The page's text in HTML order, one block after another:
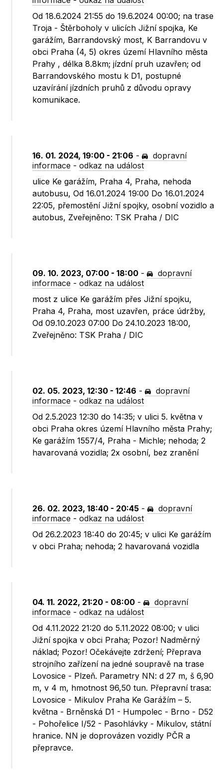
Od 18.6.2024 21:55 do 19.6.2024 00:00; na trase
Troja - Štěrboholy v ulicích Jižní spojka, Ke
garážím, Barrandovský most, K Barrandovu v
obci Praha (4, 5) okres území Hlavního města
Prahy , délka 8.8km; jízdní pruh uzavřen; od
Barrandovského mostu k D1, postupné
uzavírání jízdních pruhů z důvodu opravy
komunikace.
16. 01. 2024, 19:00 - 21:06 -
dopravní
informace -odkaz na událost
ulice Ke garážím, Praha 4, Praha, nehoda
autobusu, Od 16.01.2024 19:00 Do 16.01.2024
22:05, přemostění Jižní spojky, osobní vozidlo a
autobus, Zveřejněno: TSK Praha / DIC
09. 10. 2023, 07:00 - 18:00 -
dopravní
informace -odkaz na událost
most z ulice Ke garážím přes Jižní spojku,
Praha 4, Praha, most uzavřen, práce údržby,
Od 09.10.2023 07:00 Do 24.10.2023 18:00,
Zveřejněno: TSK Praha / DIC
02. 05. 2023, 12:30 - 12:46 -
dopravní
informace -odkaz na událost
Od 2.5.2023 12:30 do 14:35; v ulici 5. května v
obci Praha okres území Hlavního města Prahy;
Ke garážím 1557/4, Praha - Michle; nehoda; 2
havarovaná vozidla; 2x osobní, bez zranění
26. 02. 2023, 18:40 - 20:45 -
dopravní
informace -odkaz na událost
Od 26.2.2023 18:40 do 20:45; v ulici Ke garážím
v obci Praha; nehoda; 2 havarovaná vozidla
04. 11. 2022, 21:20 - 08:00 -
dopravní
informace -odkaz na událost
Od 4.11.2022 21:20 do 5.11.2022 08:00; v ulici
Jižní spojka v obci Praha; Pozor! Nadměrný
náklad; Pozor! Očekávejte zdržení; Přeprava
strojního zařízení na jedné soupravě na trase
Lovosice - Plzeň. Parametry NN: d 27 m, š 6,90
m, v 4 m, hmotnost 96,50 tun. Přepravní trasa:
Lovosice - Mikulov Praha Ke Garážím – 5.
května - Brněnská D1 - Humpolec - Brno - D52
- Pohořelice I/52 - Pasohlávky - Mikulov, státní
hranice. NN je doprovázen vozidly PČR a
přepravce.